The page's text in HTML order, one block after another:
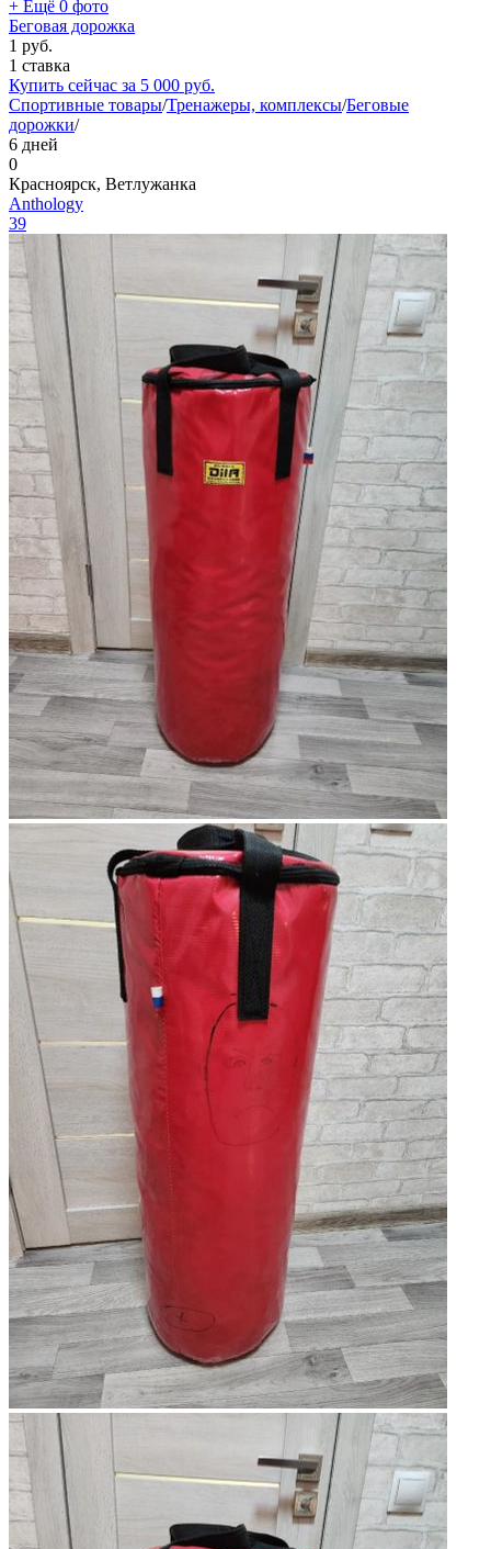
+ Ещё 0 фото
Беговая дорожка
1 руб.
1 ставка
Купить сейчас за 5 000 руб.
Спортивные товары/Тренажеры, комплексы/Беговые
дорожки/
6 дней
0
Красноярск, Ветлужанка
Anthology
39